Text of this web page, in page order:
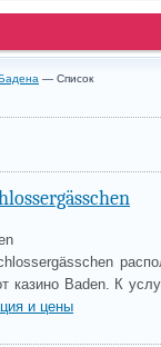
— Список
казино Baden. К
и цены